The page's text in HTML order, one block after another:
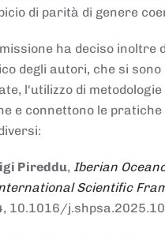
di parità di genere
ha deciso inoltre
degli autori, che si
l'utilizzo di
e connettono le
Pireddu, Iberian
Scientific
10.1016/